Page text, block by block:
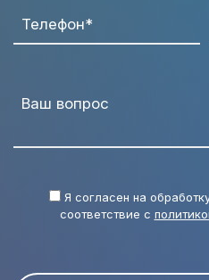
Телефон*
Ваш вопрос
Я согласен на
соответствие с